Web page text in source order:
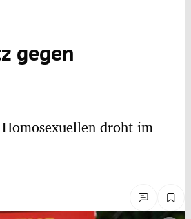
gegen
droht im